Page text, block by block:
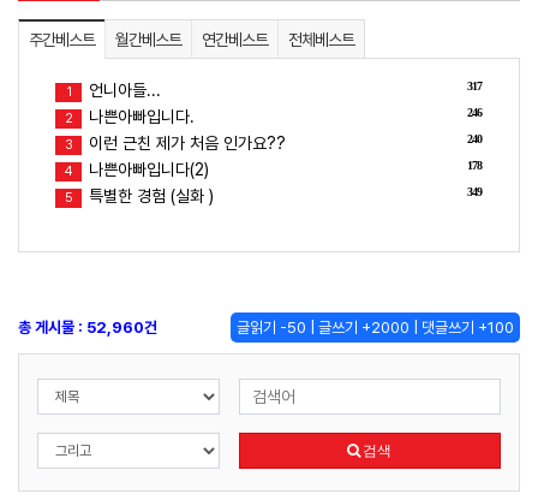
주간베스트 월간베스트 연간베스트 전체베스트
317
1 언니아들...
246
2 나쁜아빠입니다.
240
3 이런 근친 제가 처음 인가요??
178
4 나쁜아빠입니다(2)
349
5 특별한 경험 (실화 )
글읽기 -50 | 글쓰기 +2000 | 댓글쓰기 +100
총 게시물 : 52,960건
검색